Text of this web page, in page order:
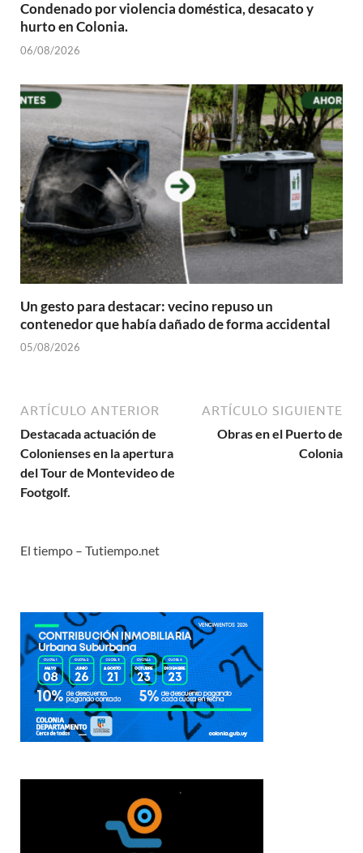
Condenado por violencia doméstica, desacato y
hurto en Colonia.
06/08/2026
Un gesto para destacar: vecino repuso un
contenedor que había dañado de forma accidental
05/08/2026
ARTÍCULO ANTERIOR
Destacada actuación de
Colonienses en la apertura
del Tour de Montevideo de
Footgolf.
ARTÍCULO SIGUIENTE
Obras en el Puerto de
Colonia
El tiempo – Tutiempo.net